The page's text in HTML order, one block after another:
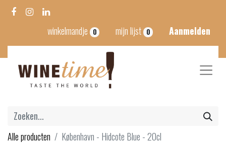
winkelmandje 0 mijn lijst 0 Aanmelden
Alle producten København - Hidcote Blue - 20cl